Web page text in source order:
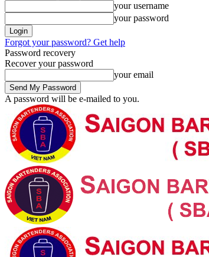
your username
your password
Forgot your password? Get help
Password recovery
Recover your password
your email
A password will be e-mailed to you.